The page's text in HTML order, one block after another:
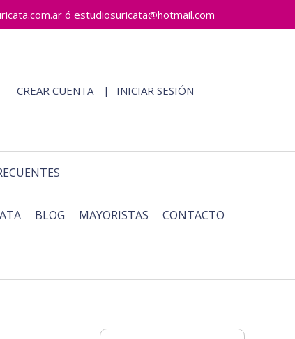
ó estudiosuricata@hotmail.com
CREAR CUENTA INICIAR SESIÓN
BLOG MAYORISTAS CONTACTO